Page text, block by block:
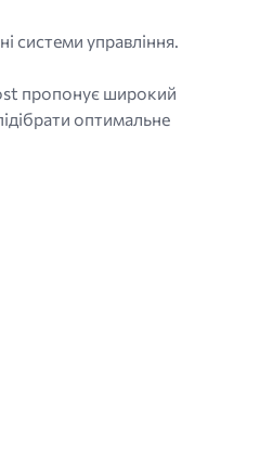
системи управління.
пропонує широкий
оптимальне